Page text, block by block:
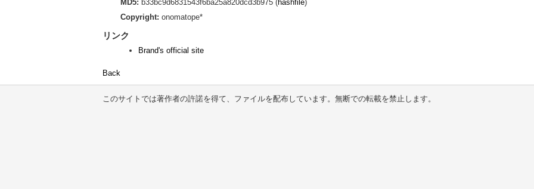
MD5: b33bc9d6831543f6ba25a820dcd3b975 (hashfile)
Copyright: onomatope*
リンク
Brand's official site
Back
このサイトでは著作者の許諾を得て、ファイルを配布しています。無断での転載を禁止します。